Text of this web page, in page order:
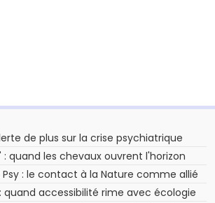
de plus sur la crise psychiatrique
: quand les chevaux ouvrent l'horizon
: le contact à la Nature comme allié
quand accessibilité rime avec écologie